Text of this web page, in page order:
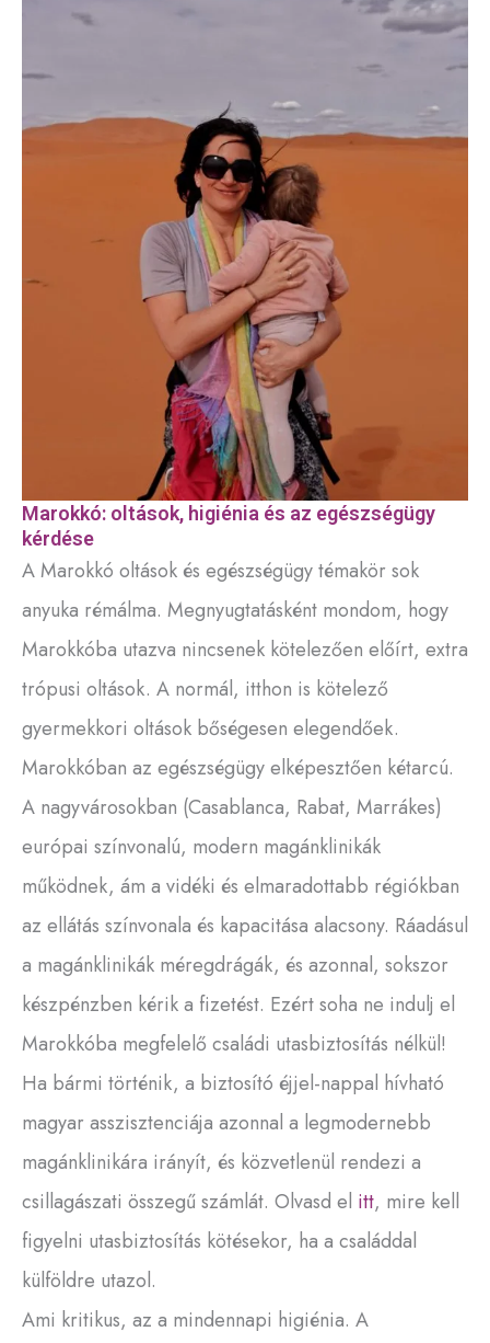
Marokkó: oltások, higiénia és az egészségügy
kérdése
A Marokkó oltások és egészségügy témakör sok
anyuka rémálma. Megnyugtatásként mondom, hogy
Marokkóba utazva nincsenek kötelezően előírt, extra
trópusi oltások. A normál, itthon is kötelező
gyermekkori oltások bőségesen elegendőek.
Marokkóban az egészségügy elképesztően kétarcú.
A nagyvárosokban (Casablanca, Rabat, Marrákes)
európai színvonalú, modern magánklinikák
működnek, ám a vidéki és elmaradottabb régiókban
az ellátás színvonala és kapacitása alacsony. Ráadásul
a magánklinikák méregdrágák, és azonnal, sokszor
készpénzben kérik a fizetést. Ezért soha ne indulj el
Marokkóba megfelelő családi utasbiztosítás nélkül!
Ha bármi történik, a biztosító éjjel-nappal hívható
magyar asszisztenciája azonnal a legmodernebb
magánklinikára irányít, és közvetlenül rendezi a
csillagászati összegű számlát. Olvasd el itt, mire kell
figyelni utasbiztosítás kötésekor, ha a családdal
külföldre utazol.
Ami kritikus, az a mindennapi higiénia. A